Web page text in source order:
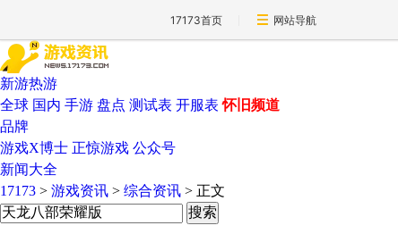
17173首页 网站导航
新游热游
全球 国内 手游 盘点 测试表 开服表 怀旧频道
品牌
游戏X博士 正惊游戏 公众号
新闻大全
17173 > 游戏资讯 > 综合资讯 > 正文